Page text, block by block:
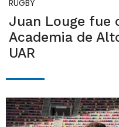
RUGBY
Juan Louge fue
Academia de
UAR